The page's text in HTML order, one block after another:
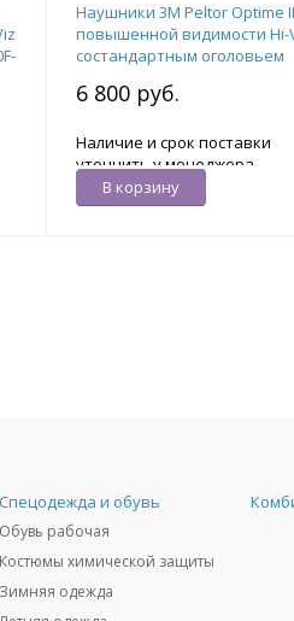
Наушники 3M Peltor Optime II
повышенной видимости Hi-
состандартным оголовьем
6 800 руб.
Наличие и срок поставки
уточнить у менеджера
В корзину
Спецодежда и обувь
Обувь рабочая
Костюмы химической защиты
Зимняя одежда